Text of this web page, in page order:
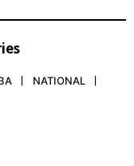
NATIONAL